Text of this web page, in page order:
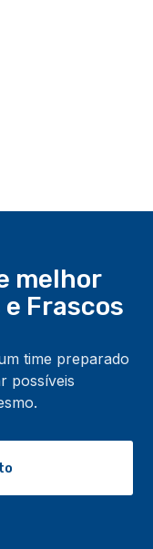
melhor
e Frascos
time preparado
possíveis